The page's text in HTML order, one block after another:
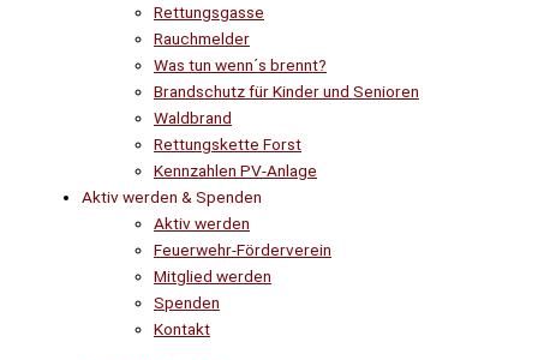
Rettungsgasse
Rauchmelder
Was tun wenn´s brennt?
Brandschutz für Kinder und Senioren
Waldbrand
Rettungskette Forst
Kennzahlen PV-Anlage
Aktiv werden & Spenden
Aktiv werden
Feuerwehr-Förderverein
Mitglied werden
Spenden
Kontakt